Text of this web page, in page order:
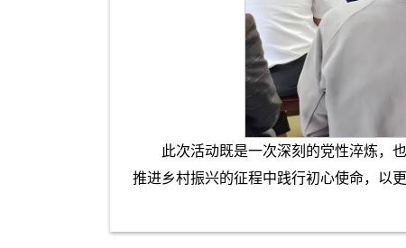
此次活动既是一次深刻的党性淬炼，
推进乡村振兴的征程中践行初心使命，以